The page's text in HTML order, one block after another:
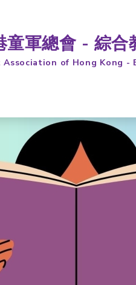
童軍總會 - 綜合
Association of Hong Kong -